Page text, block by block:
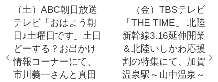
（土）ABC朝日放送
テレビ「おはよう朝
日♪土曜日です」土日
どーする？お出かけ
情報コーナーにて、
市川義一さんと真田
（金）TBSテレビ
「THE TIME」 北陸
新幹線3.16延伸開業
＆北陸いしかわ応援
割の特集にて、加賀
温泉駅～山中温泉～